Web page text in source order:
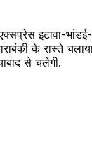
इटावा-
के रास्ते
से चलेगी.